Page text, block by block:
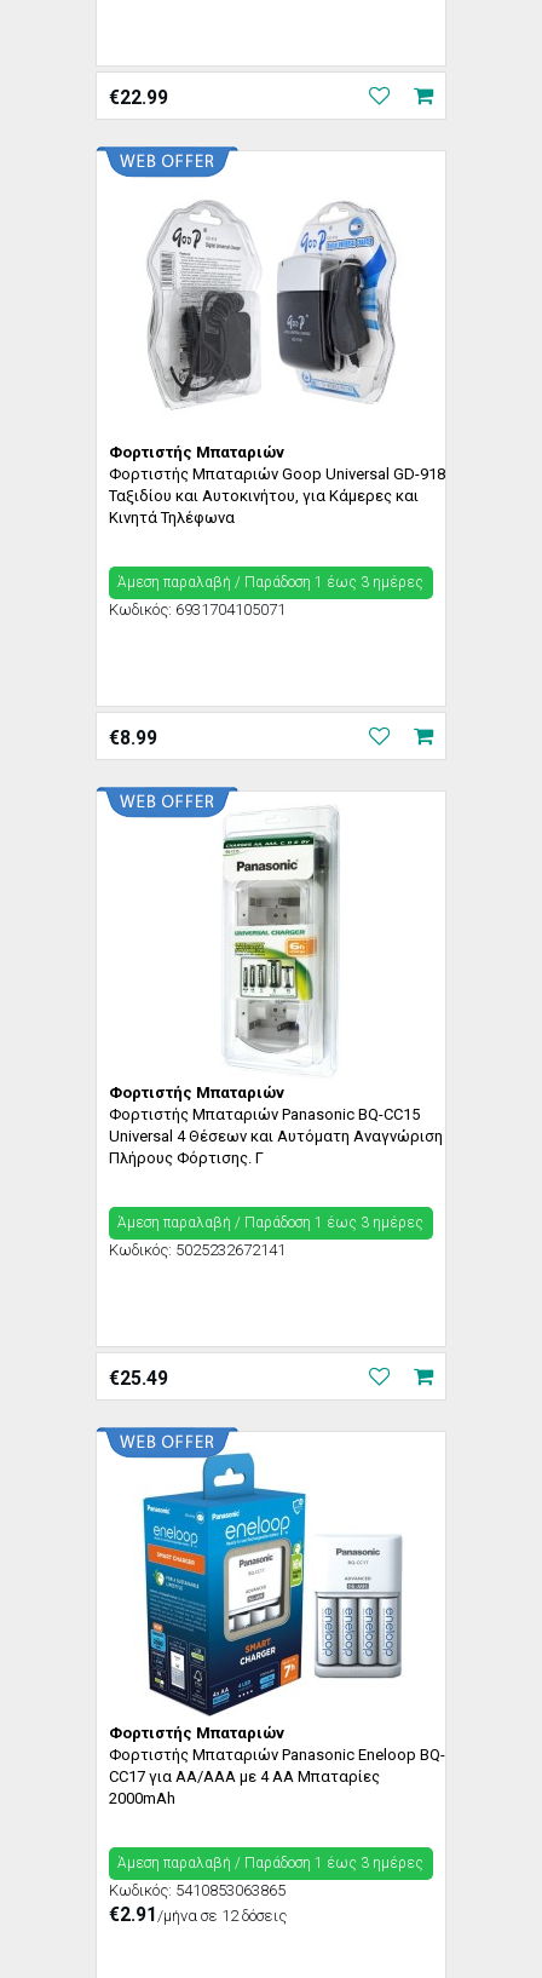
€22.99
Φορτιστής Μπαταριών
Φορτιστής Μπαταριών Goop Universal GD-918
Ταξιδίου και Αυτοκινήτου, για Κάμερες και
Κινητά Τηλέφωνα
Άμεση παραλαβή / Παράδoση 1 έως 3 ημέρες
Κωδικός: 6931704105071
€8.99
Φορτιστής Μπαταριών
Φορτιστής Μπαταριών Panasonic BQ-CC15
Universal 4 Θέσεων και Αυτόματη Αναγνώριση
Πλήρους Φόρτισης. Γ
Άμεση παραλαβή / Παράδoση 1 έως 3 ημέρες
Κωδικός: 5025232672141
€25.49
Φορτιστής Μπαταριών
Φορτιστής Μπαταριών Panasonic Eneloop BQ-
CC17 για AA/AAA με 4 ΑΑ Μπαταρίες
2000mAh
Άμεση παραλαβή / Παράδoση 1 έως 3 ημέρες
Κωδικός: 5410853063865
€2.91 /μήνα σε 12 δόσεις